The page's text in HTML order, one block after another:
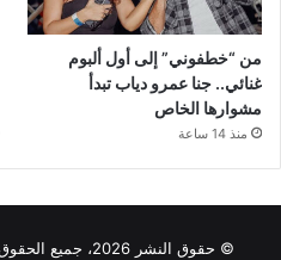
من “خطفوني” إلى أول ألبوم
غنائي.. جنا عمرو دياب تبدأ
مشوارها الخاص
منذ 14 ساعة
© حقوق النشر 2026، جميع الحقوق محفوظة |